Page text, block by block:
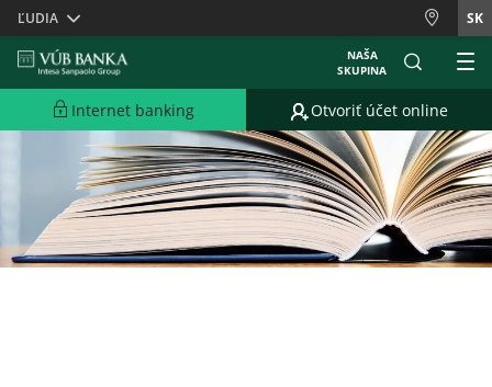
Skiplinks
ĽUDIA SK
NAŠA
SKUPINA
Internet banking Otvoriť účet online